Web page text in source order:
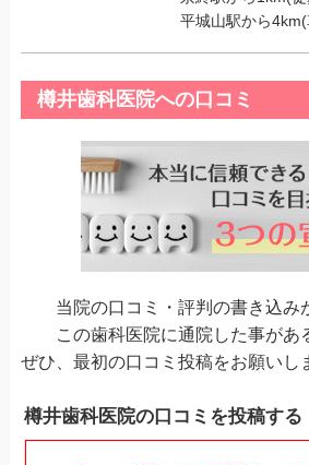
平城山駅から
樽井歯科医院への口コミ
当院の口コミ・評判の書き込み
この歯科医院に通院した事がある
ぜひ、最初の口コミ投稿をお願いし
樽井歯科医院の口コミを投稿する